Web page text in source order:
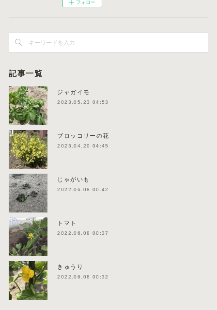
フォロー
記事一覧
ジャガイモ
2023.05.23 04:53
ブロッコリーの花
2023.04.20 04:45
じゃがいも
2022.06.08 00:42
トマト
2022.06.08 00:37
きゅうり
2022.06.08 00:32